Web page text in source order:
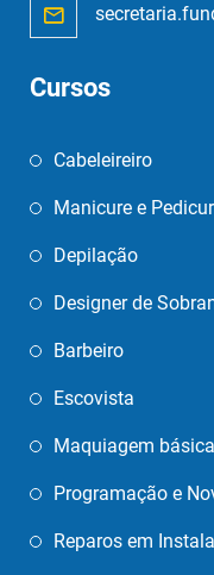
Cursos
Cabeleireiro
Manicure e
Depilação
Designer de
Barbeiro
Escovista
Maquiagem básica
Programação e
Reparos em